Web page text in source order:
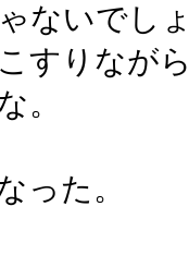
ないでし
すりなが
。
った。